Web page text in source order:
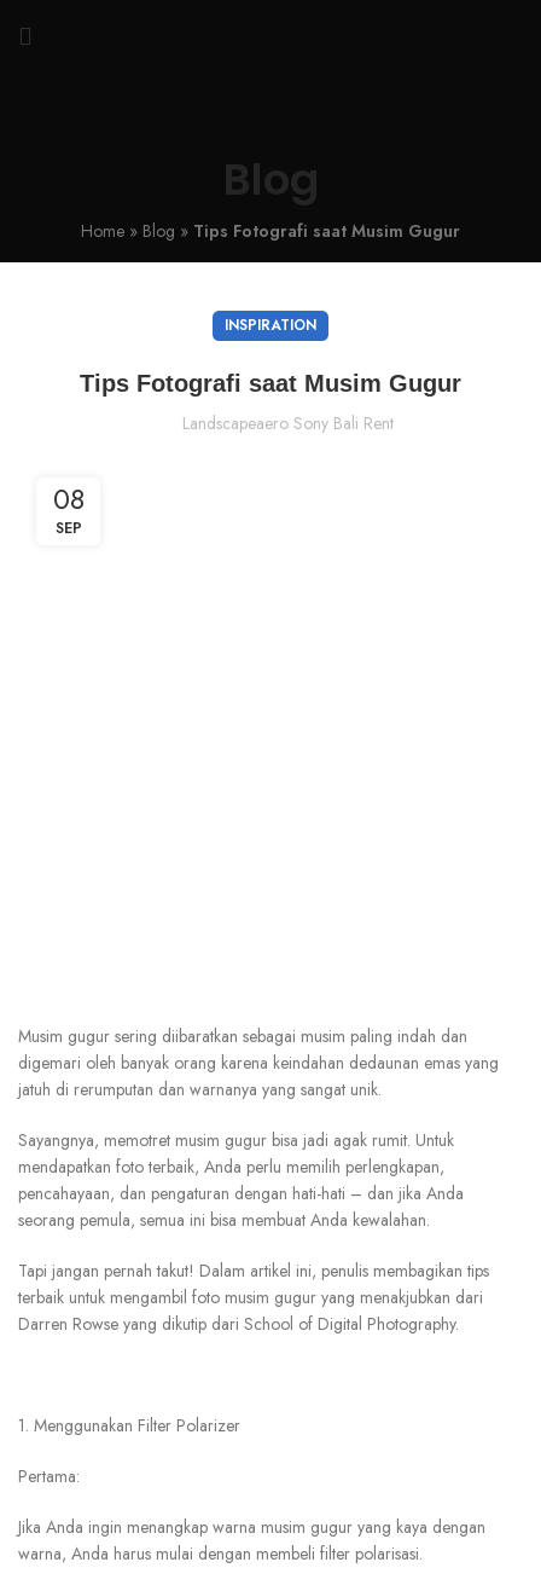
Blog
Home » Blog » Tips Fotografi saat Musim Gugur
INSPIRATION
Tips Fotografi saat Musim Gugur
Landscapeaero Sony Bali Rent
08
SEP
Musim gugur sering diibaratkan sebagai musim paling indah dan
digemari oleh banyak orang karena keindahan dedaunan emas yang
jatuh di rerumputan dan warnanya yang sangat unik.
Sayangnya, memotret musim gugur bisa jadi agak rumit. Untuk
mendapatkan foto terbaik, Anda perlu memilih perlengkapan,
pencahayaan, dan pengaturan dengan hati-hati – dan jika Anda
seorang pemula, semua ini bisa membuat Anda kewalahan.
Tapi jangan pernah takut! Dalam artikel ini, penulis membagikan tips
terbaik untuk mengambil foto musim gugur yang menakjubkan dari
Darren Rowse yang dikutip dari School of Digital Photography.
1. Menggunakan Filter Polarizer
Pertama:
Jika Anda ingin menangkap warna musim gugur yang kaya dengan
warna, Anda harus mulai dengan membeli filter polarisasi.